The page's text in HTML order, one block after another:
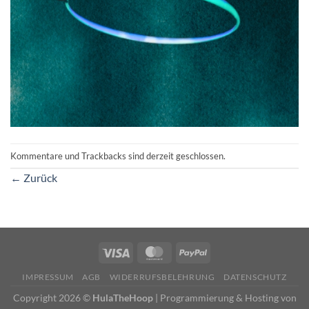
Kommentare und Trackbacks sind derzeit geschlossen.
← Zurück
IMPRESSUM AGB WIDERRUFSBELEHRUNG DATENSCHUTZ
Copyright 2026 © HulaTheHoop| Programmierung & Hosting von